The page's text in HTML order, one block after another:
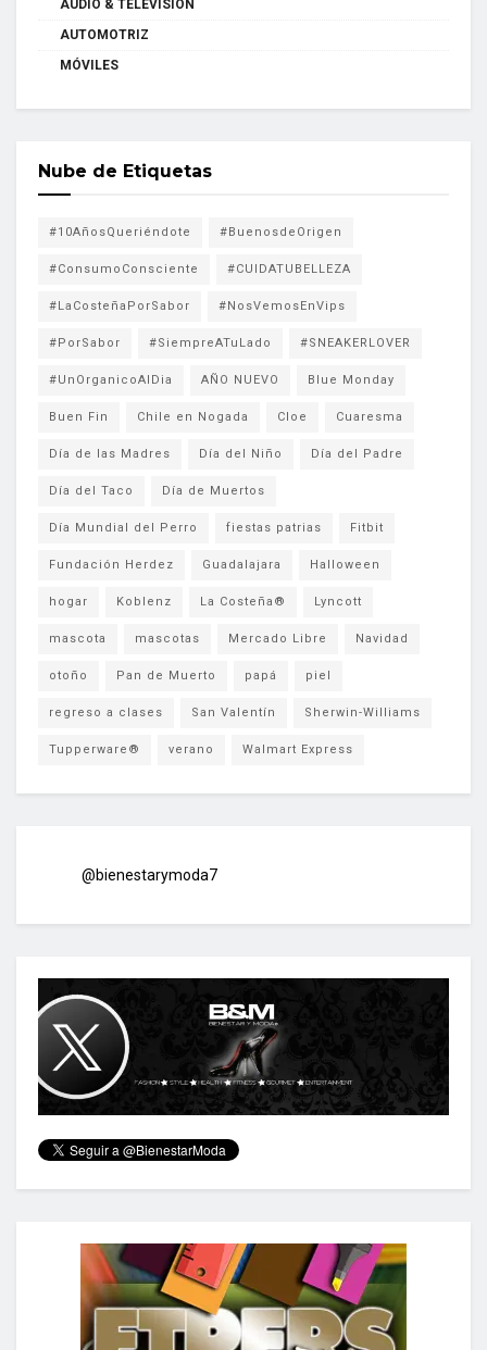
AUDIO & TELEVISION
AUTOMOTRIZ
MÓVILES
Nube de Etiquetas
#10AñosQueriéndote #BuenosdeOrigen
#ConsumoConsciente #CUIDATUBELLEZA
#LaCosteñaPorSabor #NosVemosEnVips
#PorSabor #SiempreATuLado #SNEAKERLOVER
#UnOrganicoAlDia AÑO NUEVO Blue Monday
Buen Fin Chile en Nogada Cloe Cuaresma
Día de las Madres Día del Niño Día del Padre
Día del Taco Día de Muertos
Día Mundial del Perro fiestas patrias Fitbit
Fundación Herdez Guadalajara Halloween
hogar Koblenz La Costeña® Lyncott
mascota mascotas Mercado Libre Navidad
otoño Pan de Muerto papá piel
regreso a clases San Valentín Sherwin-Williams
Tupperware® verano Walmart Express
@bienestarymoda7